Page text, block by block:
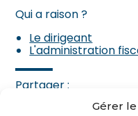
Gérer
Qui a raison ?
Le dirigeant
L'administration
Partager :